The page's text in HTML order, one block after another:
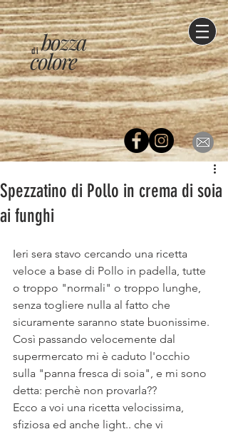
di
colore
bozza
Spezzatino di Pollo in crema di soia
ai funghi
Ieri sera stavo cercando una ricetta
veloce a base di Pollo in padella, tutte
o troppo "normali" o troppo lunghe,
senza togliere nulla al fatto che
sicuramente saranno state buonissime.
Così passando velocemente dal
supermercato mi è caduto l'occhio
sulla "panna fresca di soia", e mi sono
detta: perchè non provarla??
Ecco a voi una ricetta velocissima,
sfiziosa ed anche light.. che vi